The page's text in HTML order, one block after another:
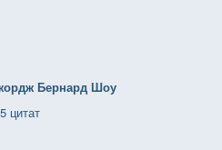
Бернард Шоу
цитат